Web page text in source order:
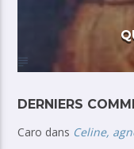
DERNIERS
Caro dans Celine,